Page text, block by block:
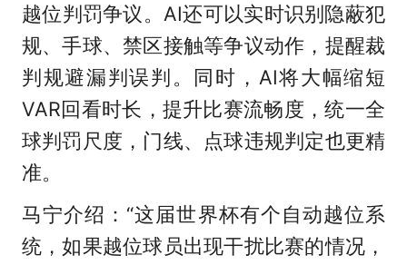
越位判罚争议。AI还可以实时识别隐蔽犯
规、手球、禁区接触等争议动作，提醒裁
判规避漏判误判。同时，AI将大幅缩短
VAR回看时长，提升比赛流畅度，统一全
球判罚尺度，门线、点球违规判定也更精
准。
马宁介绍：“这届世界杯有个自动越位系
统，如果越位球员出现干扰比赛的情况，